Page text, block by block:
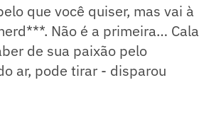
que você quiser, mas vai à
Não é a primeira… Cala
de sua paixão pelo
ar, pode tirar - disparou